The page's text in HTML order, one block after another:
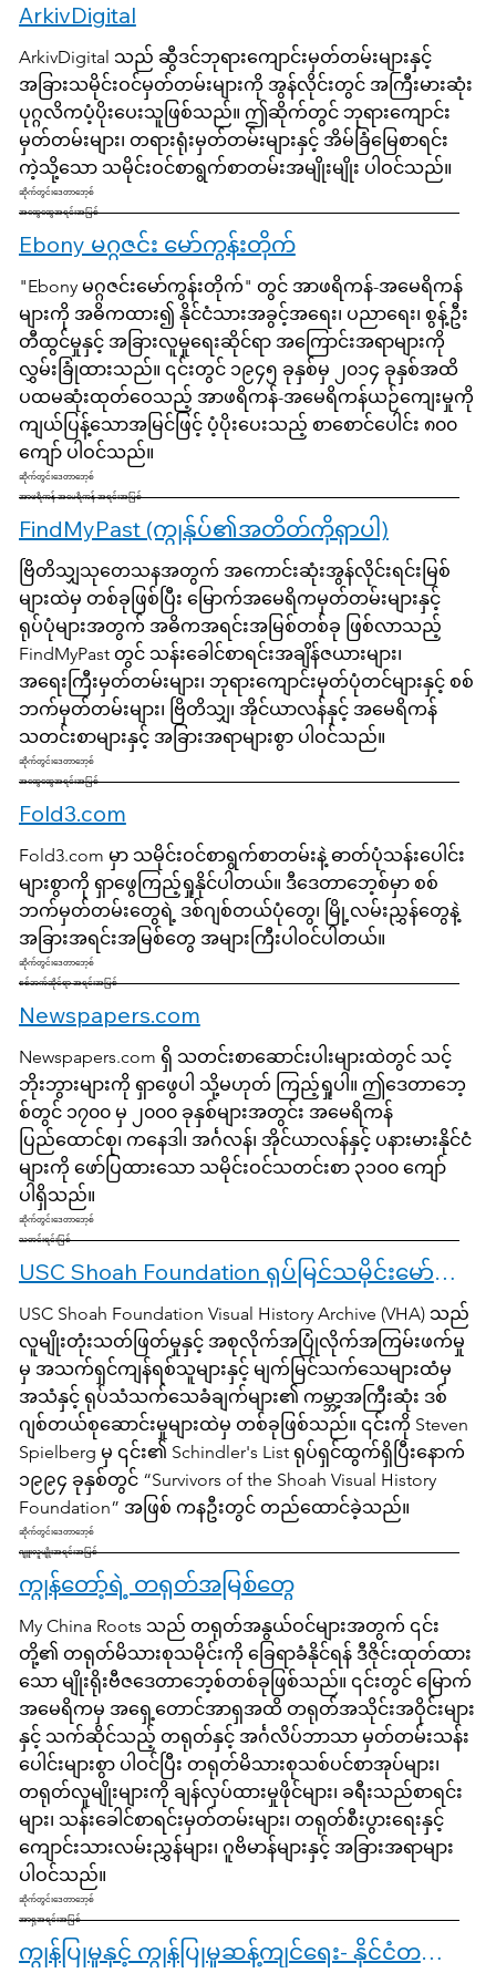
ArkivDigital
ArkivDigital သည် ဆွီဒင်ဘုရားကျောင်းမှတ်တမ်းများနှင့်
အခြားသမိုင်းဝင်မှတ်တမ်းများကို အွန်လိုင်းတွင် အကြီးမားဆုံး
ပုဂ္ဂလိကပံ့ပိုးပေးသူဖြစ်သည်။ ဤဆိုက်တွင် ဘုရားကျောင်း
မှတ်တမ်းများ၊ တရားရုံးမှတ်တမ်းများနှင့် အိမ်ခြံမြေစာရင်း
ကဲ့သို့သော သမိုင်းဝင်စာရွက်စာတမ်းအမျိုးမျိုး ပါဝင်သည်။
ဆိုက်တွင်းဒေတာဘေ့စ်
အထွေထွေအရင်းအမြစ်
Ebony မဂ္ဂဇင်း မော်ကွန်းတိုက်
"Ebony မဂ္ဂဇင်းမော်ကွန်းတိုက်" တွင် အာဖရိကန်-အမေရိကန်
များကို အဓိကထား၍ နိုင်ငံသားအခွင့်အရေး၊ ပညာရေး၊ စွန့်ဦး
တီထွင်မှုနှင့် အခြားလူမှုရေးဆိုင်ရာ အကြောင်းအရာများကို
လွှမ်းခြုံထားသည်။ ၎င်းတွင် ၁၉၄၅ ခုနှစ်မှ ၂၀၁၄ ခုနှစ်အထိ
ပထမဆုံးထုတ်ဝေသည့် အာဖရိကန်-အမေရိကန်ယဉ်ကျေးမှုကို
ကျယ်ပြန့်သောအမြင်ဖြင့် ပံ့ပိုးပေးသည့် စာစောင်ပေါင်း ၈၀၀
ကျော် ပါဝင်သည်။
ဆိုက်တွင်းဒေတာဘေ့စ်
အာဖရိကန် အမေရိကန် အရင်းအမြစ်
FindMyPast (ကျွန်ုပ်၏အတိတ်ကိုရှာပါ)
ဗြိတိသျှသုတေသနအတွက် အကောင်းဆုံးအွန်လိုင်းရင်းမြစ်
များထဲမှ တစ်ခုဖြစ်ပြီး မြောက်အမေရိကမှတ်တမ်းများနှင့်
ရုပ်ပုံများအတွက် အဓိကအရင်းအမြစ်တစ်ခု ဖြစ်လာသည့်
FindMyPast တွင် သန်းခေါင်စာရင်းအချိန်ဇယားများ၊
အရေးကြီးမှတ်တမ်းများ၊ ဘုရားကျောင်းမှတ်ပုံတင်များနှင့် စစ်
ဘက်မှတ်တမ်းများ၊ ဗြိတိသျှ၊ အိုင်ယာလန်နှင့် အမေရိကန်
သတင်းစာများနှင့် အခြားအရာများစွာ ပါဝင်သည်။
ဆိုက်တွင်းဒေတာဘေ့စ်
အထွေထွေအရင်းအမြစ်
Fold3.com
Fold3.com မှာ သမိုင်းဝင်စာရွက်စာတမ်းနဲ့ ဓာတ်ပုံသန်းပေါင်း
များစွာကို ရှာဖွေကြည့်ရှုနိုင်ပါတယ်။ ဒီဒေတာဘေ့စ်မှာ စစ်
ဘက်မှတ်တမ်းတွေရဲ့ ဒစ်ဂျစ်တယ်ပုံတွေ၊ မြို့လမ်းညွှန်တွေနဲ့
အခြားအရင်းအမြစ်တွေ အများကြီးပါဝင်ပါတယ်။
ဆိုက်တွင်းဒေတာဘေ့စ်
စစ်ဘက်ဆိုင်ရာ အရင်းအမြစ်
Newspapers.com
Newspapers.com ရှိ သတင်းစာဆောင်းပါးများထဲတွင် သင့်
ဘိုးဘွားများကို ရှာဖွေပါ သို့မဟုတ် ကြည့်ရှုပါ။ ဤဒေတာဘေ့
စ်တွင် ၁၇၀၀ မှ ၂၀၀၀ ခုနှစ်များအတွင်း အမေရိကန်
ပြည်ထောင်စု၊ ကနေဒါ၊ အင်္ဂလန်၊ အိုင်ယာလန်နှင့် ပနားမားနိုင်ငံ
များကို ဖော်ပြထားသော သမိုင်းဝင်သတင်းစာ ၃၁၀၀ ကျော်
ပါရှိသည်။
ဆိုက်တွင်းဒေတာဘေ့စ်
သတင်းရင်းမြစ်
USC Shoah Foundation ရုပ်မြင်သမိုင်းမော်ကွန်းတိုက်
USC Shoah Foundation Visual History Archive (VHA) သည်
လူမျိုးတုံးသတ်ဖြတ်မှုနှင့် အစုလိုက်အပြုံလိုက်အကြမ်းဖက်မှု
မှ အသက်ရှင်ကျန်ရစ်သူများနှင့် မျက်မြင်သက်သေများထံမှ
အသံနှင့် ရုပ်သံသက်သေခံချက်များ၏ ကမ္ဘာ့အကြီးဆုံး ဒစ်
ဂျစ်တယ်စုဆောင်းမှုများထဲမှ တစ်ခုဖြစ်သည်။ ၎င်းကို Steven
Spielberg မှ ၎င်း၏ Schindler's List ရုပ်ရှင်ထွက်ရှိပြီးနောက်
၁၉၉၄ ခုနှစ်တွင် “Survivors of the Shoah Visual History
Foundation” အဖြစ် ကနဦးတွင် တည်ထောင်ခဲ့သည်။
ဆိုက်တွင်းဒေတာဘေ့စ်
ဂျူးလူမျိုးအရင်းအမြစ်
ကျွန်တော့်ရဲ့ တရုတ်အမြစ်တွေ
My China Roots သည် တရုတ်အနွယ်ဝင်များအတွက် ၎င်း
တို့၏ တရုတ်မိသားစုသမိုင်းကို ခြေရာခံနိုင်ရန် ဒီဇိုင်းထုတ်ထား
သော မျိုးရိုးဗီဇဒေတာဘေ့စ်တစ်ခုဖြစ်သည်။ ၎င်းတွင် မြောက်
အမေရိကမှ အရှေ့တောင်အာရှအထိ တရုတ်အသိုင်းအဝိုင်းများ
နှင့် သက်ဆိုင်သည့် တရုတ်နှင့် အင်္ဂလိပ်ဘာသာ မှတ်တမ်းသန်း
ပေါင်းများစွာ ပါဝင်ပြီး တရုတ်မိသားစုသစ်ပင်စာအုပ်များ၊
တရုတ်လူမျိုးများကို ချန်လှပ်ထားမှုဖိုင်များ၊ ခရီးသည်စာရင်း
များ၊ သန်းခေါင်စာရင်းမှတ်တမ်းများ၊ တရုတ်စီးပွားရေးနှင့်
ကျောင်းသားလမ်းညွှန်များ၊ ဂူဗိမာန်များနှင့် အခြားအရာများ
ပါဝင်သည်။
ဆိုက်တွင်းဒေတာဘေ့စ်
အာရှအရင်းအမြစ်
ကျွန်ပြုမှုနှင့် ကျွန်ပြုမှုဆန့်ကျင်ရေး- နိုင်ငံတကာမော်ကွန်းတိုက်